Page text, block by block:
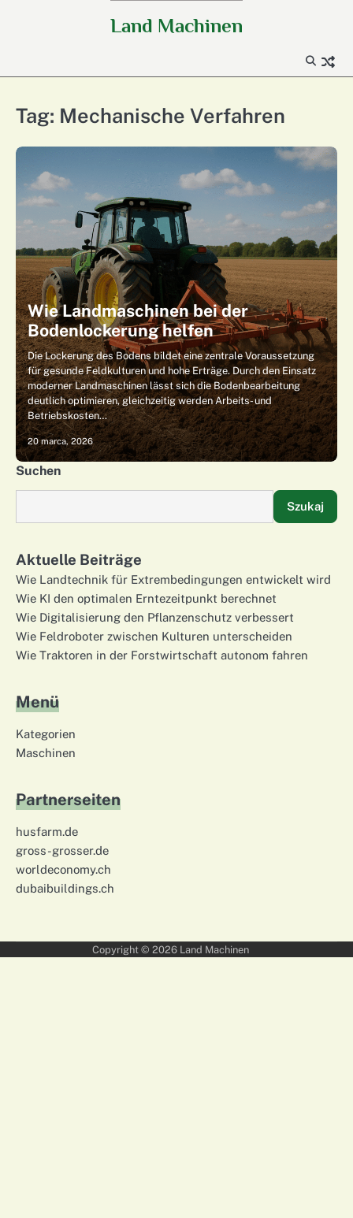
Land Machinen
Tag: Mechanische Verfahren
Wie Landmaschinen bei der
Bodenlockerung helfen
Die Lockerung des Bodens bildet eine zentrale Voraussetzung
für gesunde Feldkulturen und hohe Erträge. Durch den Einsatz
moderner Landmaschinen lässt sich die Bodenbearbeitung
deutlich optimieren, gleichzeitig werden Arbeits- und
Betriebskosten…
20 marca, 2026
Suchen
Szukaj
Aktuelle Beiträge
Wie Landtechnik für Extrembedingungen entwickelt wird
Wie KI den optimalen Erntezeitpunkt berechnet
Wie Digitalisierung den Pflanzenschutz verbessert
Wie Feldroboter zwischen Kulturen unterscheiden
Wie Traktoren in der Forstwirtschaft autonom fahren
Menü
Kategorien
Maschinen
Partnerseiten
husfarm.de
gross-grosser.de
worldeconomy.ch
dubaibuildings.ch
Copyright © 2026 Land Machinen